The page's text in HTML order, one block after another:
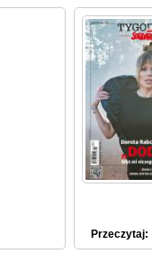
Przeczytaj: